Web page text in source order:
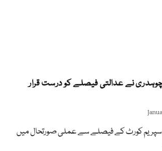
چوہدری نے عدالتی فیصلے کو درست قرار
سپریم کورٹ کے فیصلے سے عملی صورتحال میں